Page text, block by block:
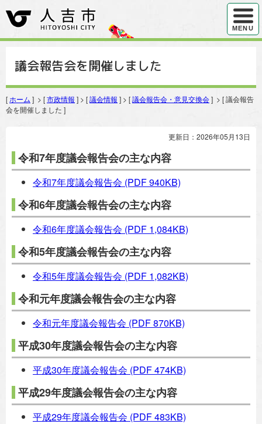
ハンバ
MENU
議会報告会を開催しました
[ ホーム ] > [市政情報 ] > [議会情報 ] > [議会報告会・意見交換会] > [ 議会報告
会を開催しました ]
更新日：2026年05月13日
令和7年度議会報告会の主な内容
令和7年度議会報告会 (PDF 940KB)
令和6年度議会報告会の主な内容
令和6年度議会報告会 (PDF 1,084KB)
令和5年度議会報告会の主な内容
令和5年度議会報告会 (PDF 1,082KB)
令和元年度議会報告会の主な内容
令和元年度議会報告会 (PDF 870KB)
平成30年度議会報告会の主な内容
平成30年度議会報告会 (PDF 474KB)
平成29年度議会報告会の主な内容
平成29年度議会報告会 (PDF 483KB)